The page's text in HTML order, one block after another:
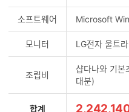
소프트웨어 Microsoft
모니터 LG전자 울트
조립비
샵다나와 기본
대분)
합계